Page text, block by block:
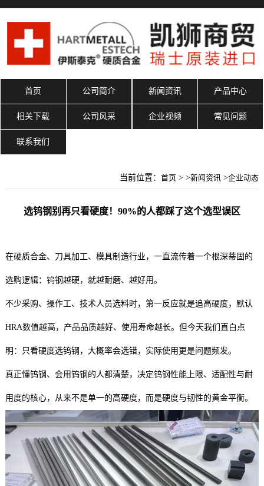
首页 公司简介 新闻资讯 产品中心
相关下载 公司风采 企业视频 常见问题
联系我们
当前位置：首页 > >新闻资讯 >企业动态
选钨钢别再只看硬度！90%的人都踩了这个选型误区
在硬质合金、刀具加工、模具制造行业，一直流传着一个根深蒂固的
选购逻辑：钨钢越硬，就越耐磨、越好用。
不少采购、操作工、技术人员选料时，第一反应就是追高硬度，默认
HRA数值越高，产品品质越好、使用寿命越长。但今天我们直白点
明：只看硬度选钨钢，大概率会选错，实际使用更是问题频发。
真正懂钨钢、会用钨钢的人都清楚，决定钨钢性能上限、适配性与耐
用度的核心，从来不是单一的高硬度，而是硬度与韧性的黄金平衡。